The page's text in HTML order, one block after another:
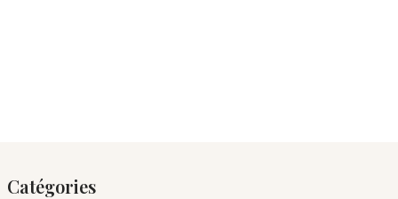
Catégories